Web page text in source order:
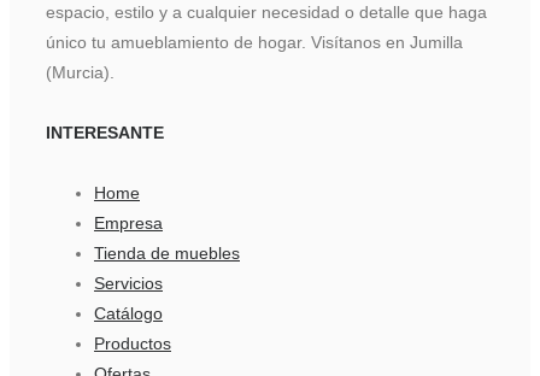
espacio, estilo y a cualquier necesidad o detalle que haga
único tu amueblamiento de hogar. Visítanos en Jumilla
(Murcia).
INTERESANTE
Home
Empresa
Tienda de muebles
Servicios
Catálogo
Productos